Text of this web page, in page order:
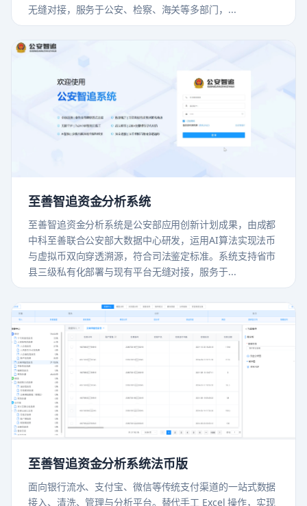
无缝对接，服务于公安、检察、海关等多部门，...
至善智追资金分析系统
至善智追资金分析系统是公安部应用创新计划成果，由成都
中科至善联合公安部大数据中心研发，运用AI算法实现法币
与虚拟币双向穿透溯源，符合司法鉴定标准。系统支持省市
县三级私有化部署与现有平台无缝对接，服务于...
至善智追资金分析系统法币版
面向银行流水、支付宝、微信等传统支付渠道的一站式数据
接入、清洗、管理与分析平台。替代手工 Excel 操作，实现